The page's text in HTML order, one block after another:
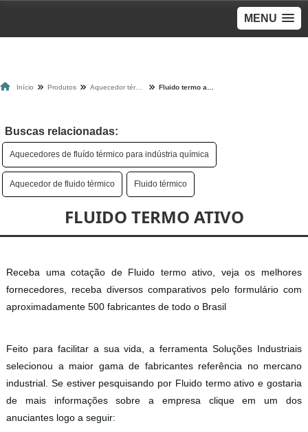
MENU
Início Produtos
Buscas relacionadas:
Aquecedores de fluído térmico para indústria química
Aquecedor de fluido térmico Fluido térmico
FLUIDO TERMO ATIVO
Receba uma cotação de Fluido termo ativo, veja os melhores
fornecedores, receba diversos comparativos pelo formulário com
aproximadamente 500 fabricantes de todo o Brasil
Feito para facilitar a sua vida, a ferramenta Soluções Industriais
selecionou a maior gama de fabricantes referência no mercano
industrial. Se estiver pesquisando por Fluido termo ativo e gostaria
de mais informações sobre a empresa clique em um dos
anuciantes logo a seguir: